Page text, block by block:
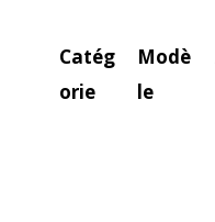
Catég
orie
Modè
le